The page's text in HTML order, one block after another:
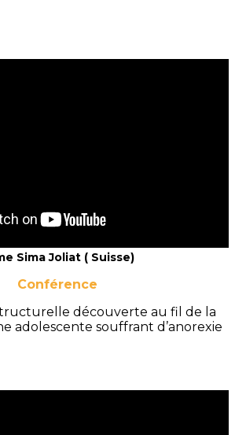
Sima Joliat ( Suisse)
Conférence
découverte au fil de la
adolescente souffrant d’anorexie